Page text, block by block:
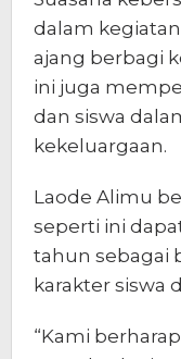
dalam
ajang berbagi
ini juga
dan siswa
kekeluargaan.
Laode Alimu
seperti ini
tahun sebagai
karakter siswa
“Kami